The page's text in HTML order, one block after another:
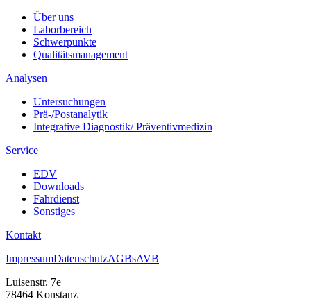
Über uns
Laborbereich
Schwerpunkte
Qualitätsmanagement
Analysen
Untersuchungen
Prä-/Postanalytik
Integrative Diagnostik/ Präventivmedizin
Service
EDV
Downloads
Fahrdienst
Sonstiges
Kontakt
ImpressumDatenschutzAGBsAVB
Luisenstr. 7e
78464 Konstanz